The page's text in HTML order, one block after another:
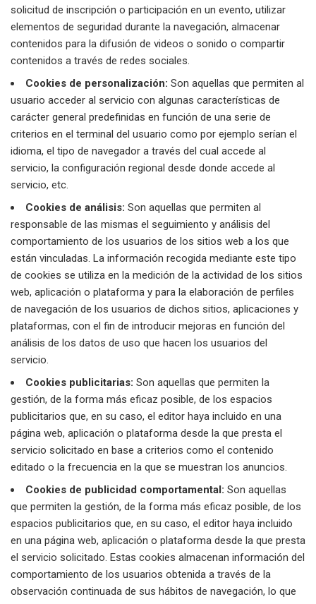
solicitud de inscripción o participación en un evento, utilizar
elementos de seguridad durante la navegación, almacenar
contenidos para la difusión de videos o sonido o compartir
contenidos a través de redes sociales.
Cookies de personalización: Son aquellas que permiten al
usuario acceder al servicio con algunas características de
carácter general predefinidas en función de una serie de
criterios en el terminal del usuario como por ejemplo serían el
idioma, el tipo de navegador a través del cual accede al
servicio, la configuración regional desde donde accede al
servicio, etc.
Cookies de análisis: Son aquellas que permiten al
responsable de las mismas el seguimiento y análisis del
comportamiento de los usuarios de los sitios web a los que
están vinculadas. La información recogida mediante este tipo
de cookies se utiliza en la medición de la actividad de los sitios
web, aplicación o plataforma y para la elaboración de perfiles
de navegación de los usuarios de dichos sitios, aplicaciones y
plataformas, con el fin de introducir mejoras en función del
análisis de los datos de uso que hacen los usuarios del
servicio.
Cookies publicitarias: Son aquellas que permiten la
gestión, de la forma más eficaz posible, de los espacios
publicitarios que, en su caso, el editor haya incluido en una
página web, aplicación o plataforma desde la que presta el
servicio solicitado en base a criterios como el contenido
editado o la frecuencia en la que se muestran los anuncios.
Cookies de publicidad comportamental: Son aquellas
que permiten la gestión, de la forma más eficaz posible, de los
espacios publicitarios que, en su caso, el editor haya incluido
en una página web, aplicación o plataforma desde la que presta
el servicio solicitado. Estas cookies almacenan información del
comportamiento de los usuarios obtenida a través de la
observación continuada de sus hábitos de navegación, lo que